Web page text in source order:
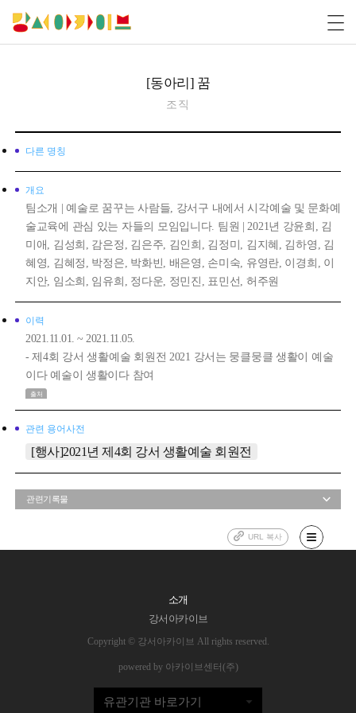
[동아리] 꿈
조직
다른 명칭
개요
팀소개 | 예술로 꿈꾸는 사람들, 강서구 내에서 시각예술 및 문화예
술교육에 관심 있는 자들의 모임입니다. 팀원 | 2021년 강윤희, 김
미애, 김성희, 감은정, 김은주, 김인희, 김정미, 김지혜, 김하영, 김
혜영, 김혜정, 박정은, 박화빈, 배은영, 손미숙, 유영란, 이경희, 이
지안, 임소희, 임유희, 정다운, 정민진, 표민선, 허주원
이력
2021.11.01. ~ 2021.11.05.
- 제4회 강서 생활예술 회원전 2021 강서는 뭉클뭉클 생활이 예술
이다 예술이 생활이다 참여
출처
관련 용어사전
[행사]2021년 제4회 강서 생활예술 회원전
관련기록물
URL 복사
소개
강서아카이브
Copyright © 강서아카이브 All rights reserved.
powered by 아카이브센터(주)
유관기관 바로가기